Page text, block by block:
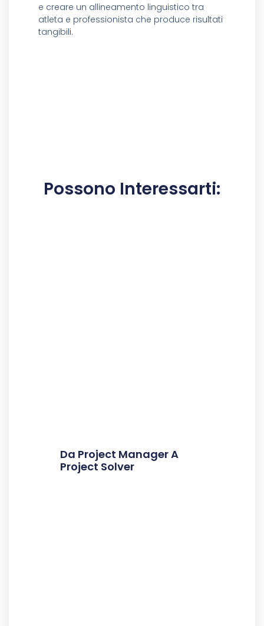
e creare un allineamento linguistico tra
atleta e professionista che produce risultati
tangibili.
Possono Interessarti:
Da Project Manager A
Project Solver